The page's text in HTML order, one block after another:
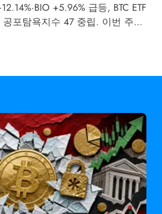
+5.96% 급등, BTC ETF
포탐욕지수 47 중립. 이번 주
변수입니다.